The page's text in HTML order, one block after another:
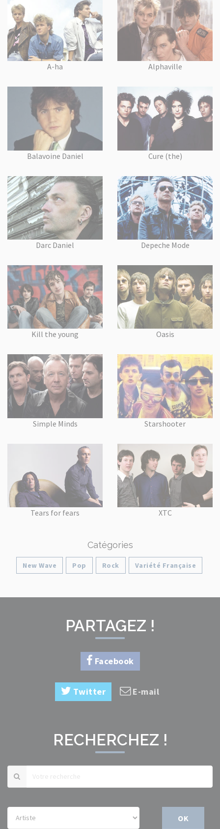
A-ha Alphaville
Balavoine Daniel Cure (the)
Darc Daniel Depeche Mode
Kill the young Oasis
Simple Minds Starshooter
Tears for fears XTC
Catégories
New Wave Pop Rock Variété Française
PARTAGEZ !
Facebook
Twitter E-mail
RECHERCHEZ !
OK